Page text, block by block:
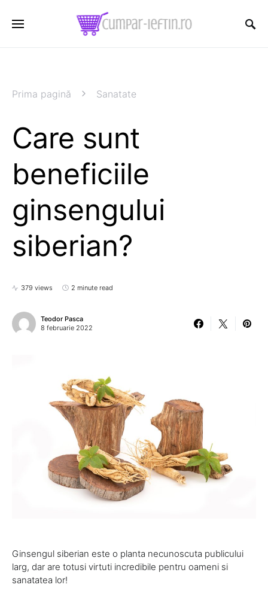
Prima pagină Sanatate
Care sunt
beneficiile
ginsengului
siberian?
379 views 2 minute read
Teodor Pasca
8 februarie 2022
Ginsengul siberian este o planta necunoscuta publicului
larg, dar are totusi virtuti incredibile pentru oameni si
sanatatea lor!